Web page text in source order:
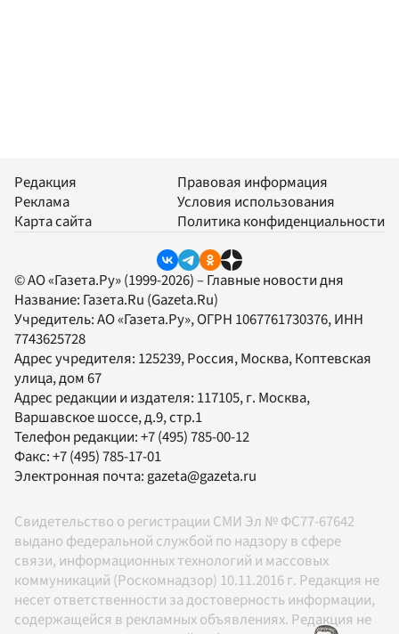
Редакция
Реклама
Карта сайта
Правовая информация
Условия использования
Политика конфиденциальности
© АО «Газета.Ру» (1999-2026) – Главные новости дня
Название: Газета.Ru (Gazeta.Ru)
Учредитель:АО «Газета.Ру», ОГРН 1067761730376, ИНН
7743625728
Адрес учредителя: 125239, Россия, Москва, Коптевская
улица, дом 67
Адрес редакции и издателя: 117105, г. Москва,
Варшавское шоссе, д.9, стр.1
Телефон редакции:+7 (495) 785-00-12
Факс:+7 (495) 785-17-01
Электронная почта:gazeta@gazeta.ru
Свидетельство о регистрации СМИ Эл № ФС77-67642
выдано федеральной службой по надзору в сфере
связи, информационных технологий и массовых
коммуникаций (Роскомнадзор) 10.11.2016 г. Редакция не
несет ответственности за достоверность информации,
содержащейся в рекламных объявлениях. Редакция не